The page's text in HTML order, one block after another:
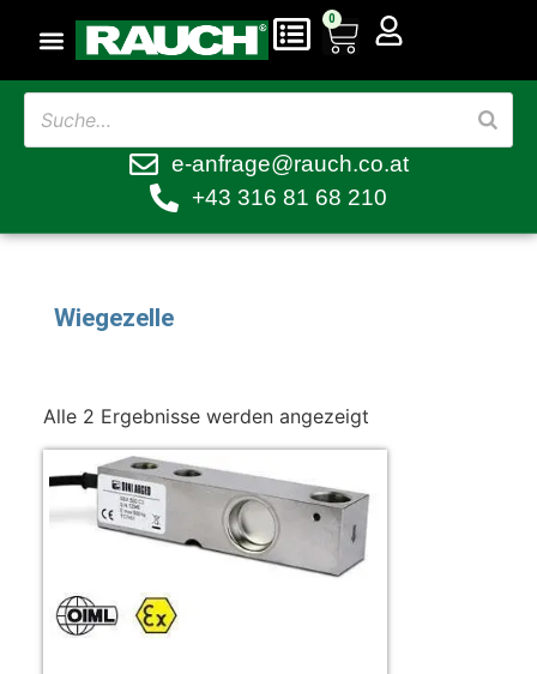
0
e-anfrage@rauch.co.at
+43 316 81 68 210
Wiegezelle
Alle 2 Ergebnisse werden angezeigt